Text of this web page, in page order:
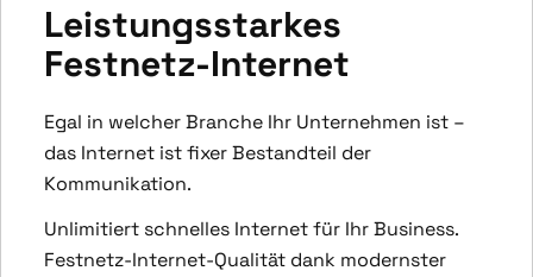
Leistungsstarkes
Festnetz-Internet
Egal in welcher Branche Ihr Unternehmen ist –
das Internet ist fixer Bestandteil der
Kommunikation.
Unlimitiert schnelles Internet für Ihr Business.
Festnetz-Internet-Qualität dank modernster